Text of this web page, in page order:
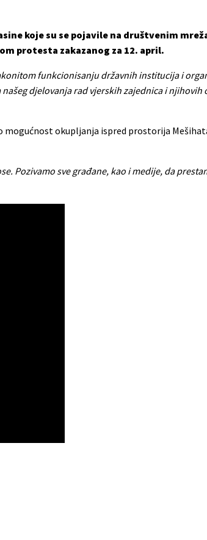
koje su se pojavile na društvenim
protesta zakazanog za 12. april.
funkcionisanju državnih institucija i
djelovanja rad vjerskih zajednica i njihovih
okupljanja ispred prostorija
Pozivamo sve građane, kao i medije, da